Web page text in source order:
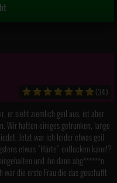
(34)
er sieht ziemlich geil aus, ist aber
Wir hatten einiges getrunken, lange
Jetzt war ich leider etwas geil
etwas "Härte" entlocken kann!?
und ihn dann abg******n.
die erste Frau die das geschafft